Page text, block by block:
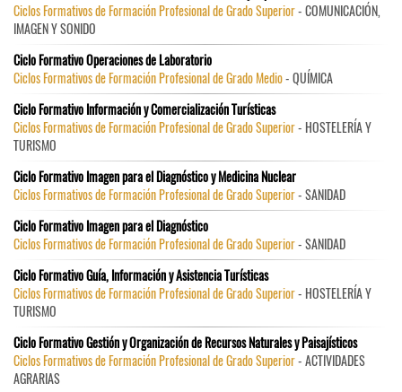
Ciclos Formativos de Formación Profesional de Grado Superior- COMUNICACIÓN,
IMAGEN Y SONIDO
Ciclo Formativo Operaciones de Laboratorio
Ciclos Formativos de Formación Profesional de Grado Medio- QUÍMICA
Ciclo Formativo Información y Comercialización Turísticas
Ciclos Formativos de Formación Profesional de Grado Superior- HOSTELERÍA Y
TURISMO
Ciclo Formativo Imagen para el Diagnóstico y Medicina Nuclear
Ciclos Formativos de Formación Profesional de Grado Superior- SANIDAD
Ciclo Formativo Imagen para el Diagnóstico
Ciclos Formativos de Formación Profesional de Grado Superior- SANIDAD
Ciclo Formativo Guía, Información y Asistencia Turísticas
Ciclos Formativos de Formación Profesional de Grado Superior- HOSTELERÍA Y
TURISMO
Ciclo Formativo Gestión y Organización de Recursos Naturales y Paisajísticos
Ciclos Formativos de Formación Profesional de Grado Superior- ACTIVIDADES
AGRARIAS